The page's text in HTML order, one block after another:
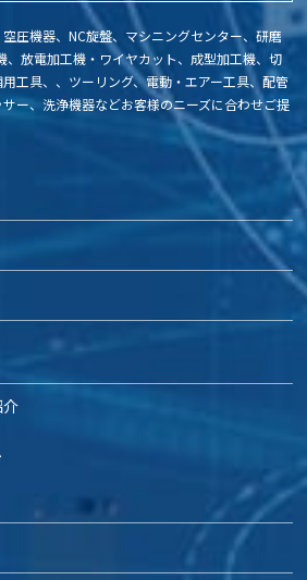
圧機器、NC旋盤、マシニングセンター、研磨
、放電加工機・ワイヤカット、成型加工機、切
工具、、ツーリング、電動・エアー工具、配管
ー、洗浄機器などお客様のニーズに合わせご提